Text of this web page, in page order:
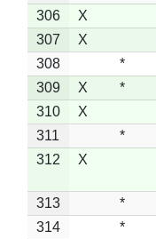
306
X
307
X
308
*
309
X *
310
X
311
*
312
X
313 *
314
*